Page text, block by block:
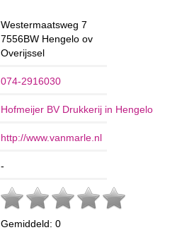
Westermaatsweg 7
7556BW Hengelo ov
Overijssel
074-2916030
Hofmeijer BV Drukkerij in Hengelo
http://www.vanmarle.nl
-
Gemiddeld: 0